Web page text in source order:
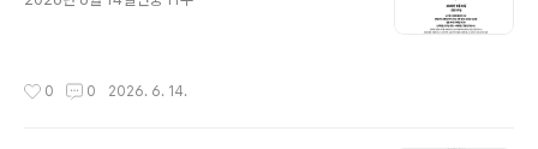
0 0 2026. 6. 14.